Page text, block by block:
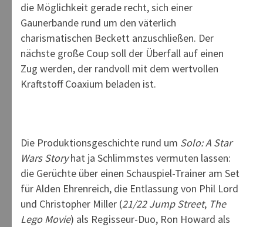
die Möglichkeit gerade recht, sich einer
Gaunerbande rund um den väterlich
charismatischen Beckett anzuschließen. Der
nächste große Coup soll der Überfall auf einen
Zug werden, der randvoll mit dem wertvollen
Kraftstoff Coaxium beladen ist.
Die Produktionsgeschichte rund um Solo: A Star
Wars Storyhat ja Schlimmstes vermuten lassen:
die Gerüchte über einen Schauspiel-Trainer am Set
für Alden Ehrenreich, die Entlassung von Phil Lord
und Christopher Miller (21/22 Jump Street, The
Lego Movie) als Regisseur-Duo, Ron Howard als